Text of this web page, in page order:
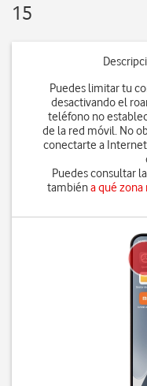
15
Puedes limitar tu
desactivando el
teléfono no
de la red móvil. No
conectarte a
Puedes consultar
tambiéna qué